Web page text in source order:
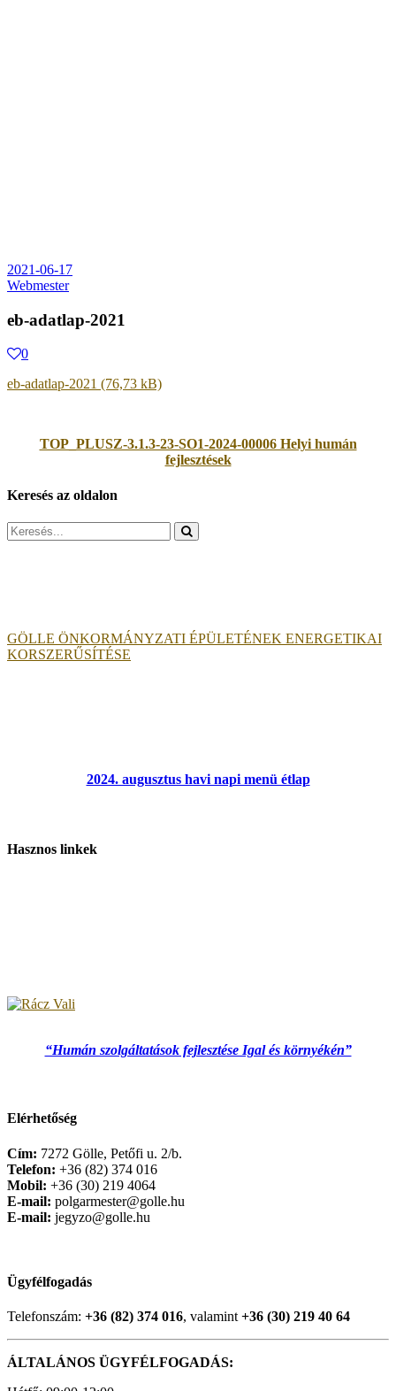
2021-06-17
Webmester
eb-adatlap-2021
0
eb-adatlap-2021
TOP_PLUSZ-3.1.3-23-SO1-2024-00006 Helyi humán
fejlesztések
Keresés az oldalon
Search
for:
GÖLLE ÖNKORMÁNYZATI ÉPÜLETÉNEK ENERGETIKAI
KORSZERŰSÍTÉSE
2024. augusztus havi napi menü étlap
Hasznos linkek
“Humán szolgáltatások fejlesztése Igal és környékén”
Elérhetőség
Cím: 7272 Gölle, Petőfi u. 2/b.
Telefon: +36 (82) 374 016
Mobil: +36 (30) 219 4064
E-mail: polgarmester@golle.hu
E-mail: jegyzo@golle.hu
Ügyfélfogadás
Telefonszám: +36 (82) 374 016, valamint +36 (30) 219 40 64
ÁLTALÁNOS ÜGYFÉLFOGADÁS: